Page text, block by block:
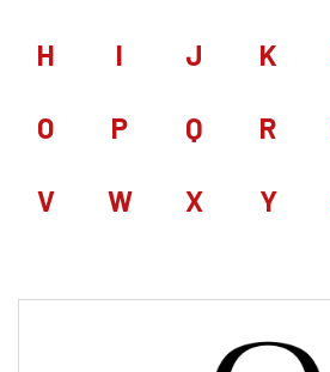
H I J K
O P Q R
V W X Y